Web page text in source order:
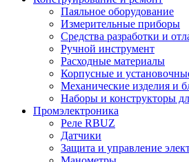
Паяльное оборудование
Измерительные приборы
Средства разработки и
Ручной инструмент
Расходные материалы
Корпусные и
Механические изделия и
Наборы и конструкторы
Промэлектроника
Реле RBUZ
Датчики
Защита и управление